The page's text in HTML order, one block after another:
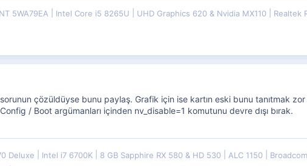
5WA79EA Intel Core i5 8265U UHD Graphics 620 & Nvidia MX110 Realtek
çözüldüyse bunu paylaş. Grafik için ise kartın eski bunu tanıtmak
/ Boot argümanları içinden nv_disable=1 komutunu devre dışı bırak.
Deluxe Intel i7 6700K 8 GB Sapphire RX 580 & HD 530 ALC 1150